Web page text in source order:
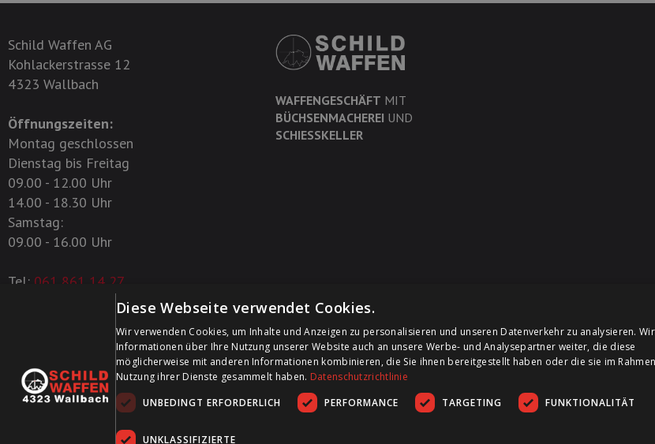
Schild Waffen AG
Kohlackerstrasse 12
4323 Wallbach
Öffnungszeiten:
Montag geschlossen
Dienstag bis Freitag
09.00 - 12.00 Uhr
14.00 - 18.30 Uhr
Samstag:
09.00 - 16.00 Uhr
Tel: 061 861 14 27
+41 61 861 14 27
+41 61 861 14 01
info@schildwaffen.ch
WAFFENGESCHÄFT MIT
BÜCHSENMACHEREI UND
SCHIESSKELLER
Diese Webseite verwendet Cookies.
Wir verwenden Cookies, um Inhalte und Anzeigen zu personalisieren und unseren Datenverkehr zu analysieren.
Informationen über Ihre Nutzung unserer Website auch an unsere Werbe- und Analysepartner weiter, die diese
möglicherweise mit anderen Informationen kombinieren, die Sie ihnen bereitgestellt haben oder die sie im
Nutzung ihrer Dienste gesammelt haben. Datenschutzrichtlinie
UNBEDINGT ERFORDERLICH
PERFORMANCE TARGETING FUNKTIONALITÄT
UNKLASSIFIZIERTE